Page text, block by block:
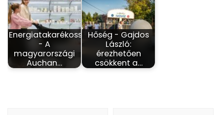
Energiatakarékosság
- A
magyarországi
Auchan…
Hőség - Gajdos
László:
érezhetően
csökkent a…